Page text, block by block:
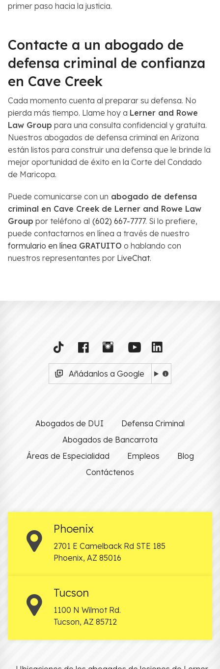
primer paso hacia la justicia.
Contacte a un abogado de
defensa criminal de confianza
en Cave Creek
Cada momento cuenta al preparar su defensa. No
pierda más tiempo. Llame hoy a Lerner and Rowe
Law Group para una consulta confidencial y gratuita.
Nuestros abogados de defensa criminal en Arizona
están listos para construir una defensa que le brinde la
mejor oportunidad de éxito en la Corte del Condado
de Maricopa.
Puede comunicarse con un abogado de defensa
criminal en Cave Creek de Lerner and Rowe Law
Group por teléfono al (602) 667-7777. Si lo prefiere,
puede contactarnos en línea a través de nuestro
formulario en línea GRATUITO o hablando con
nuestros representantes por LiveChat.
Añádanlos a Google
Abogados de DUI
Defensa Criminal
Abogados de Bancarrota
Áreas de Especialidad
Empleos
Blog
Contáctenos
Phoenix
2701 E Camelback Rd STE 185
Phoenix, AZ 85016
Tucson
1100 N Wilmot Rd.
Tucson, AZ 85712